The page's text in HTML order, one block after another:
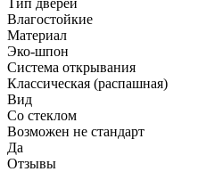
Влагостойкие
Материал
Эко-шпон
Система открывания
Классическая (распашная)
Вид
Со стеклом
Возможен не стандарт
Да
Отзывы